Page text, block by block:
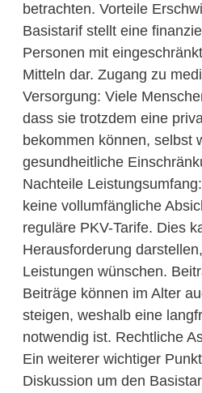
betrachten. Vorteile
Basistarif stellt eine
Personen mit
Mitteln dar. Zugang zu
Versorgung: Viele
dass sie trotzdem eine
bekommen können, selbst
gesundheitliche
Nachteile
keine vollumfängliche
reguläre PKV-Tarife. Dies
Herausforderung
Leistungen wünschen.
Beiträge können im Alter
steigen, weshalb eine
notwendig ist. Rechtliche
Ein weiterer wichtiger
Diskussion um den